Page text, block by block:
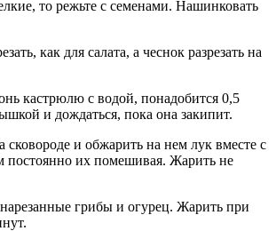
то режьте с семенами. Нашинковать
как для салата, а чеснок разрезать на
кастрюлю с водой, понадобится 0,5
и дождаться, пока она закипит.
сковороде и обжарить на нем лук вместе с
постоянно их помешивая. Жарить не
грибы и огурец. Жарить при